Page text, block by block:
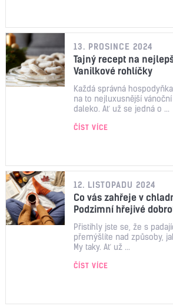
13. PROSINCE 2024
Tajný recept na
Vanilkové rohlíčky
Každá správná
na to nejluxusnější
daleko. Ať už se jedná o ...
ČÍST VÍCE
12. LISTOPADU 2024
Co vás zahřeje v
Podzimní hřejivé
Přistihly jste se, že s
přemýšlíte nad způsoby,
My taky. Ať už ...
ČÍST VÍCE